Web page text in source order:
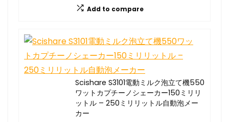
Add to compare
Scishare S3101電動ミルク泡立て機550
ワットカプチーノシェーカー150ミリリ
ットル – 250ミリリットル自動泡メー
カー